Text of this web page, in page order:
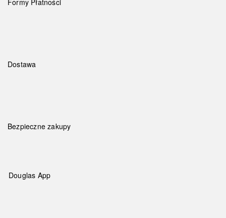
Dostawa
Bezpieczne zakupy
Douglas App